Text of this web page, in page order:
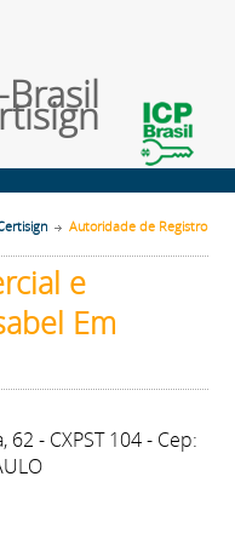
Autoridade de Registro
e
Em
- CXPST 104 - Cep: